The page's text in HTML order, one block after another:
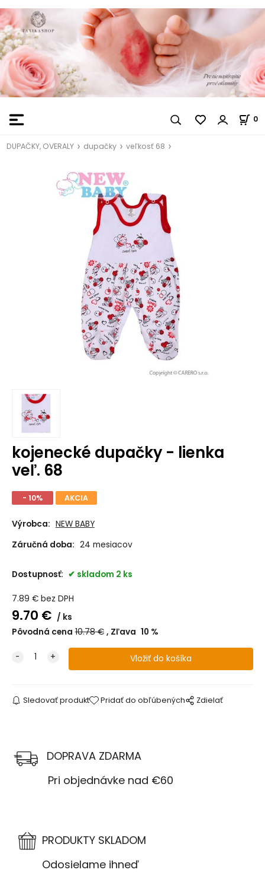
0
DUPAČKY, OVERALY dupačky veľkosť 68
kojenecké dupačky - lienka
veľ. 68
- 10% AKCIA
Výrobca: NEW BABY
Záručná doba: 24 mesiacov
Dostupnosť: skladom 2 ks
7.89 € bez DPH
9.70 €
ks
Pôvodná cena 10.78€ Zľava 10 %
Sledovať produkt Pridať do obľúbených Zdielať
DOPRAVA ZDARMA
Pri objednávke nad €60
PRODUKTY SKLADOM
Odosielame ihneď